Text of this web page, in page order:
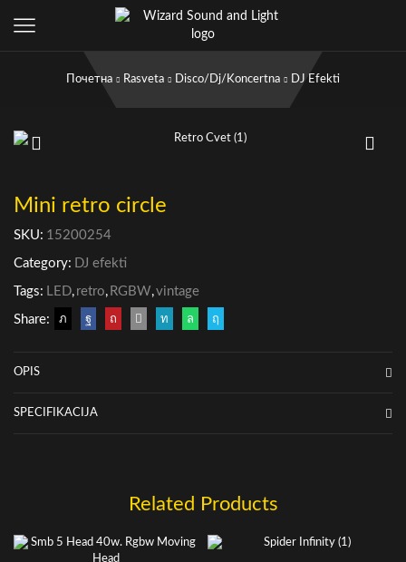
Почетна Rasveta Disco/Dj/Koncertna DJ Efekti
Mini retro circle
SKU: 15200254
Category: DJ efekti
Tags: LED, retro, RGBW,vintage
Share:
OPIS
SPECIFIKACIJA
Related Products